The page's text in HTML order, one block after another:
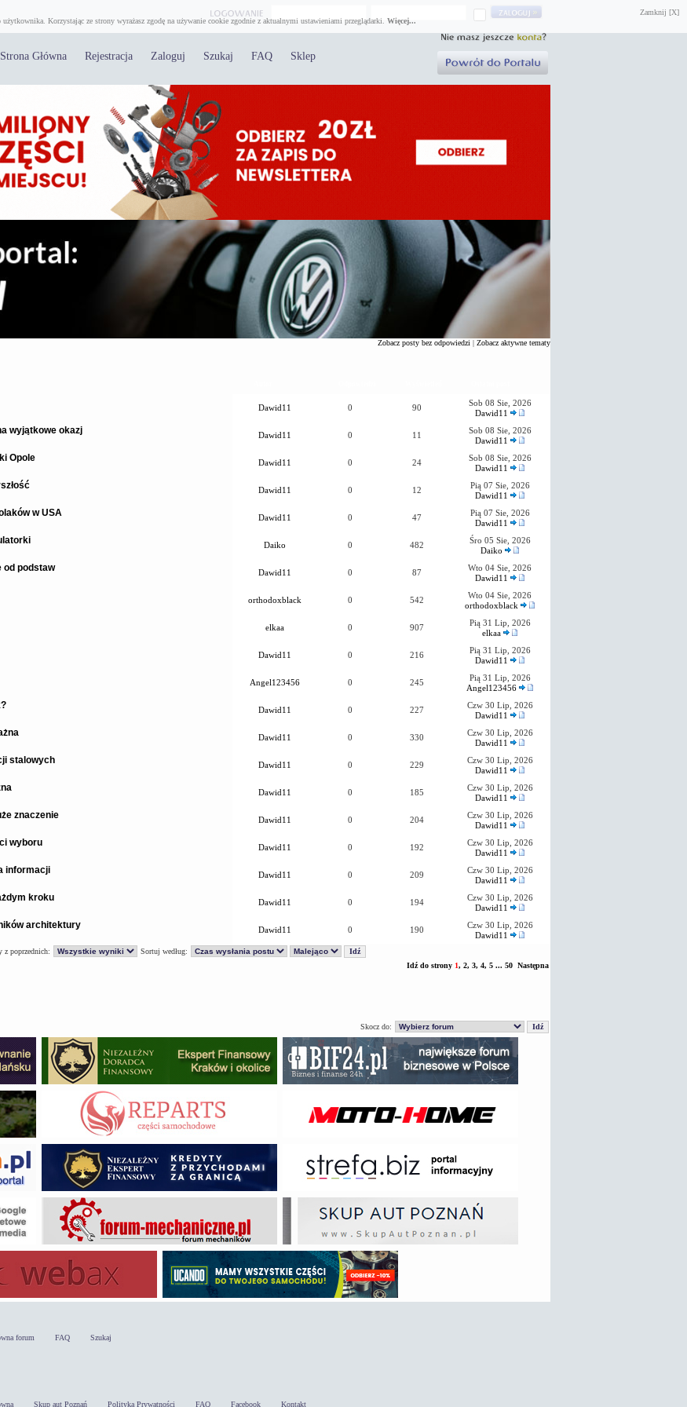
Zamknij [X]
Korzystając ze strony wyrażasz zgodę na używanie cookie zgodnie z aktualnymi ustawieniami przeglądarki. Więcej...
Strona Główna Rejestracja Zaloguj Szukaj FAQ Sklep
Zobacz posty bez odpowiedzi | Zobacz aktywne tematy
Dawid11 0 90
Sob 08 Sie, 2026
Dawid11
wyjątkowe okazj Dawid11 0 11
Sob 08 Sie, 2026
Dawid11
Opole Dawid11 0 24
Sob 08 Sie, 2026
Dawid11
Dawid11 0 12
Pią 07 Sie, 2026
Dawid11
w USA Dawid11 0 47
Pią 07 Sie, 2026
Dawid11
Daiko 0 482
Śro 05 Sie, 2026
Daiko
od podstaw Dawid11 0 87
Wto 04 Sie, 2026
Dawid11
orthodoxblack 0 542
Wto 04 Sie, 2026
orthodoxblack
elkaa 0 907
Pią 31 Lip, 2026
elkaa
Dawid11 0 216
Pią 31 Lip, 2026
Dawid11
Angel123456 0 245
Pią 31 Lip, 2026
Angel123456
Dawid11 0 227
Czw 30 Lip, 2026
Dawid11
Dawid11 0 330
Czw 30 Lip, 2026
Dawid11
stalowych Dawid11 0 229
Czw 30 Lip, 2026
Dawid11
Dawid11 0 185
Czw 30 Lip, 2026
Dawid11
znaczenie Dawid11 0 204
Czw 30 Lip, 2026
Dawid11
wyboru Dawid11 0 192
Czw 30 Lip, 2026
Dawid11
informacji Dawid11 0 209
Czw 30 Lip, 2026
Dawid11
kroku Dawid11 0 194
Czw 30 Lip, 2026
Dawid11
architektury Dawid11 0 190
Czw 30 Lip, 2026
Dawid11
z poprzednich:
Sortuj według:
Idź do strony 1, 2, 3, 4, 5... 50 Następna
Skocz do:
forum FAQ Szukaj
Skup aut Poznań Polityka Prywatności FAQ Facebook Kontakt